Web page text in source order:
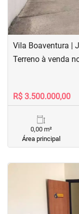
Vila Boaventura |
Terreno à venda
R$ 3.500.000,00
0,00 m²
Área principal